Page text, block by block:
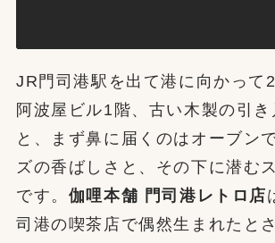
JR門司港駅を出て港に向かって
阿波屋ビル1階、古い木製の引き
と、まず鼻に届くのはオーブン
ズの香ばしさと、その下に潜む
です。 伽哩本舗 門司港レトロ店
司港の喫茶店で偶然生まれたと